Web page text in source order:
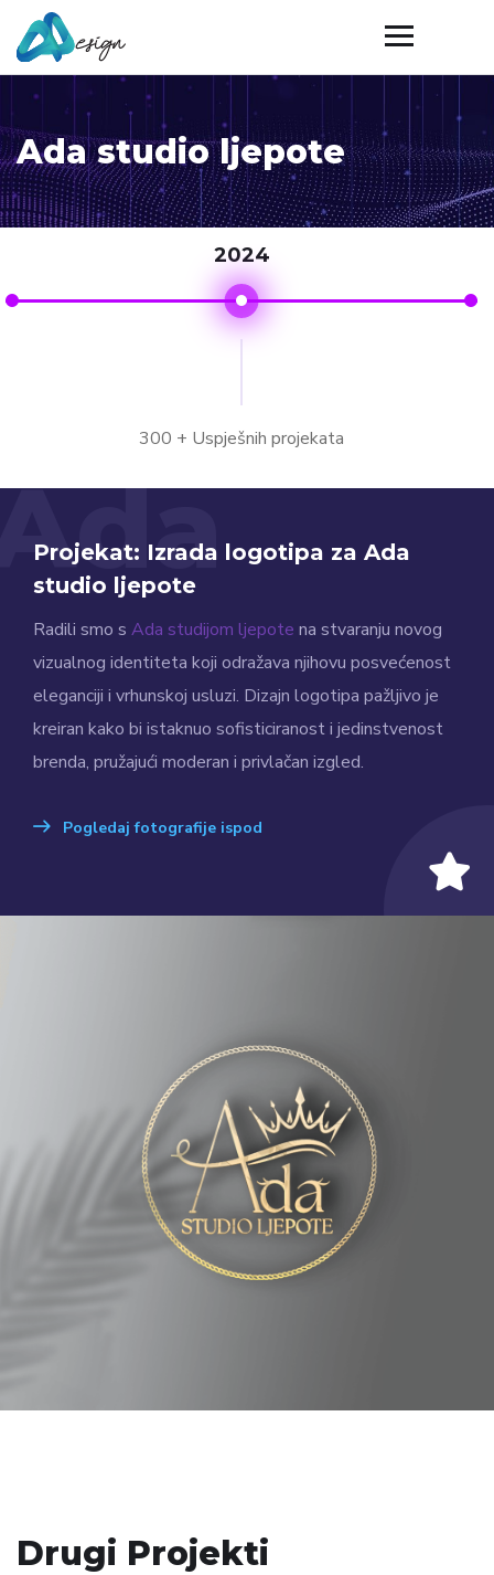
Ada studio ljepote
2024
300 + Uspješnih projekata
Projekat: Izrada logotipa za Ada
studio ljepote
Radili smo s Ada studijom ljepote na stvaranju novog
vizualnog identiteta koji odražava njihovu posvećenost
eleganciji i vrhunskoj usluzi. Dizajn logotipa pažljivo je
kreiran kako bi istaknuo sofisticiranost i jedinstvenost
brenda, pružajući moderan i privlačan izgled.
Pogledaj fotografije ispod
Drugi Projekti